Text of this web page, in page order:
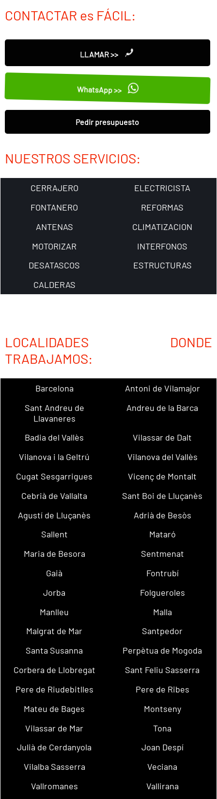
CONTACTAR es FÁCIL:
LLAMAR >>
WhatsApp >>
Pedir presupuesto
NUESTROS SERVICIOS:
CERRAJERO
ELECTRICISTA
FONTANERO
REFORMAS
ANTENAS
CLIMATIZACION
MOTORIZAR
INTERFONOS
DESATASCOS
ESTRUCTURAS
CALDERAS
LOCALIDADES DONDE
TRABAJAMOS:
Barcelona
Antoni de Vilamajor
Sant Andreu de
Llavaneres
Andreu de la Barca
Badia del Vallès
Vilassar de Dalt
Vilanova i la Geltrú
Vilanova del Vallès
Cugat Sesgarrigues
Vicenç de Montalt
Cebrià de Vallalta
Sant Boi de Lluçanès
Agustí de Lluçanès
Adrià de Besòs
Sallent
Mataró
Maria de Besora
Sentmenat
Gaià
Fontrubí
Jorba
Folgueroles
Manlleu
Malla
Malgrat de Mar
Santpedor
Santa Susanna
Perpètua de Mogoda
Corbera de Llobregat
Sant Feliu Sasserra
Pere de Riudebitlles
Pere de Ribes
Mateu de Bages
Montseny
Vilassar de Mar
Tona
Julià de Cerdanyola
Joan Despí
Vilalba Sasserra
Veciana
Vallromanes
Vallirana